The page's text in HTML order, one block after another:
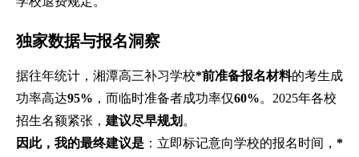
独家数据与报名洞察
据往年统计，湘潭高三补习学校*前准备报名材料的考生成
功率高达95% ，而临时准备者成功率仅60%。2025年各校
招生名额紧张， 建议尽早规划 。
因此，我的最终建议是 ：立即标记意向学校的报名时间， *